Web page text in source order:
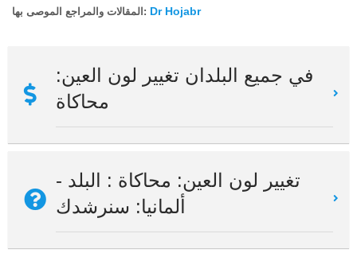
المقالات والمراجع الموصى بها: Dr Hojabr
في جميع البلدان تغيير لون العين:
محاكاة
تغيير لون العين: محاكاة : البلد -
ألمانيا: سنرشدك